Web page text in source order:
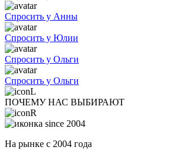
Спросить у Анны
Спросить у Юлии
Спросить у Ольги
Спросить у Ольги
ПОЧЕМУ НАС ВЫБИРАЮТ
На рынке с 2004 года